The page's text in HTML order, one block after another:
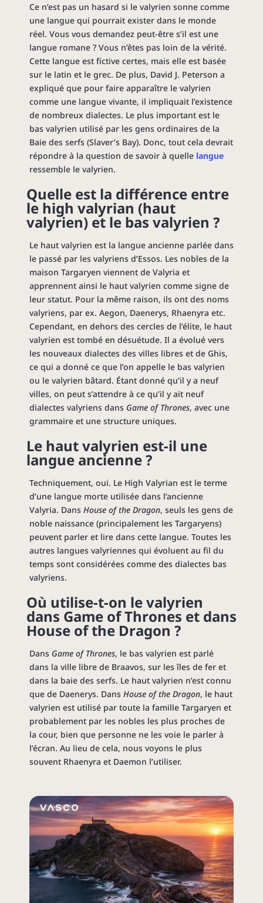
Ce n’est pas un hasard si le valyrien sonne comme
une langue qui pourrait exister dans le monde
réel. Vous vous demandez peut-être s’il est une
langue romane ? Vous n’êtes pas loin de la vérité.
Cette langue est fictive certes, mais elle est basée
sur le latin et le grec. De plus, David J. Peterson a
expliqué que pour faire apparaître le valyrien
comme une langue vivante, il impliquait l’existence
de nombreux dialectes. Le plus important est le
bas valyrien utilisé par les gens ordinaires de la
Baie des serfs (Slaver’s Bay). Donc, tout cela devrait
répondre à la question de savoir à quelle langue
ressemble le valyrien.
Quelle est la différence entre
le high valyrian (haut
valyrien) et le bas valyrien ?
Le haut valyrien est la langue ancienne parlée dans
le passé par les valyriens d’Essos. Les nobles de la
maison Targaryen viennent de Valyria et
apprennent ainsi le haut valyrien comme signe de
leur statut. Pour la même raison, ils ont des noms
valyriens, par ex. Aegon, Daenerys, Rhaenyra etc.
Cependant, en dehors des cercles de l’élite, le haut
valyrien est tombé en désuétude. Il a évolué vers
les nouveaux dialectes des villes libres et de Ghis,
ce qui a donné ce que l’on appelle le bas valyrien
ou le valyrien bâtard. Étant donné qu’il y a neuf
villes, on peut s’attendre à ce qu’il y ait neuf
dialectes valyriens dans Game of Thrones, avec une
grammaire et une structure uniques.
Le haut valyrien est-il une
langue ancienne ?
Techniquement, oui. Le High Valyrian est le terme
d’une langue morte utilisée dans l’ancienne
Valyria. Dans House of the Dragon, seuls les gens de
noble naissance (principalement les Targaryens)
peuvent parler et lire dans cette langue. Toutes les
autres langues valyriennes qui évoluent au fil du
temps sont considérées comme des dialectes bas
valyriens.
Où utilise-t-on le valyrien
dans Game of Thrones et dans
House of the Dragon ?
Dans Game of Thrones, le bas valyrien est parlé
dans la ville libre de Braavos, sur les îles de fer et
dans la baie des serfs. Le haut valyrien n’est connu
que de Daenerys. Dans House of the Dragon, le haut
valyrien est utilisé par toute la famille Targaryen et
probablement par les nobles les plus proches de
la cour, bien que personne ne les voie le parler à
l’écran. Au lieu de cela, nous voyons le plus
souvent Rhaenyra et Daemon l’utiliser.